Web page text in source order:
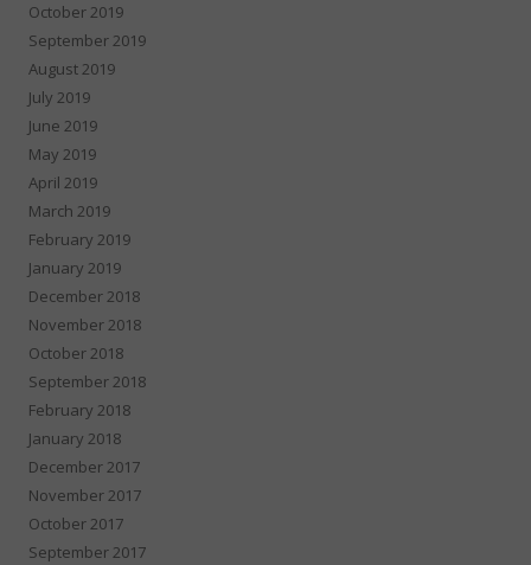
October 2019
September 2019
August 2019
July 2019
June 2019
May 2019
April 2019
March 2019
February 2019
January 2019
December 2018
November 2018
October 2018
September 2018
February 2018
January 2018
December 2017
November 2017
October 2017
September 2017